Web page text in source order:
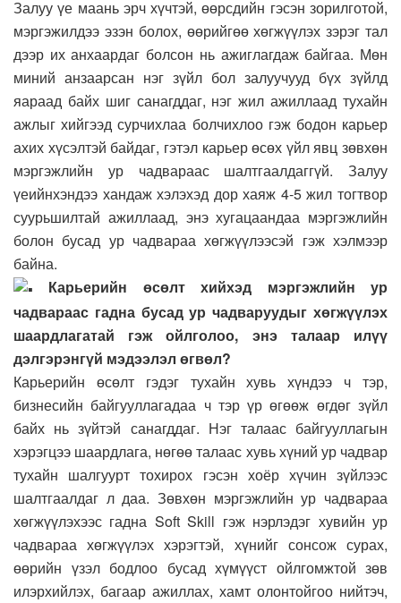
Залуу үе маань эрч хүчтэй, өөрсдийн гэсэн зорилготой,
мэргэжилдээ эзэн болох, өөрийгөө хөгжүүлэх зэрэг тал
дээр их анхаардаг болсон нь ажиглагдаж байгаа. Мөн
миний анзаарсан нэг зүйл бол залуучууд бүх зүйлд
яараад байх шиг санагддаг, нэг жил ажиллаад тухайн
ажлыг хийгээд сурчихлаа болчихлоо гэж бодон карьер
ахих хүсэлтэй байдаг, гэтэл карьер өсөх үйл явц зөвхөн
мэргэжлийн ур чадвараас шалтгаалдаггүй. Залуу
үеийнхэндээ хандаж хэлэхэд дор хаяж 4-5 жил тогтвор
суурьшилтай ажиллаад, энэ хугацаандаа мэргэжлийн
болон бусад ур чадвараа хөгжүүлээсэй гэж хэлмээр
байна.
Карьерийн өсөлт хийхэд мэргэжлийн ур
чадвараас гадна бусад ур чадваруудыг хөгжүүлэх
шаардлагатай гэж ойлголоо, энэ талаар илүү
дэлгэрэнгүй мэдээлэл өгвөл?
Карьерийн өсөлт гэдэг тухайн хувь хүндээ ч тэр,
бизнесийн байгууллагадаа ч тэр үр өгөөж өгдөг зүйл
байх нь зүйтэй санагддаг. Нэг талаас байгууллагын
хэрэгцээ шаардлага, нөгөө талаас хувь хүний ур чадвар
тухайн шалгуурт тохирох гэсэн хоёр хүчин зүйлээс
шалтгаалдаг л даа. Зөвхөн мэргэжлийн ур чадвараа
хөгжүүлэхээс гадна Soft Skill гэж нэрлэдэг хувийн ур
чадвараа хөгжүүлэх хэрэгтэй, хүнийг сонсож сурах,
өөрийн үзэл бодлоо бусад хүмүүст ойлгомжтой зөв
илэрхийлэх, багаар ажиллах, хамт олонтойгоо нийтэч,